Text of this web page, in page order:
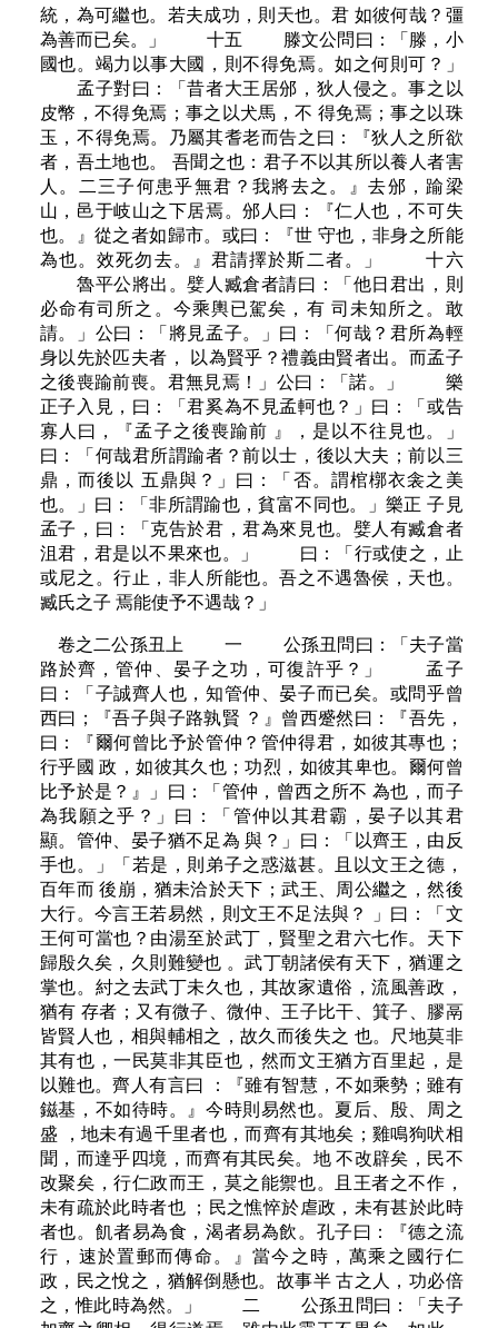
統，為可繼也。若夫成功，則天也。君 如彼何哉？彊
為善而已矣。」 十五 滕文公問曰：「滕，小
國也。竭力以事大國，則不得免焉。如之何則可？」
孟子對曰：「昔者大王居邠，狄人侵之。事之以
皮幣，不得免焉；事之以犬馬，不 得免焉；事之以珠
玉，不得免焉。乃屬其耆老而告之曰：『狄人之所欲
者，吾土地也。 吾聞之也：君子不以其所以養人者害
人。二三子何患乎無君？我將去之。』去邠，踰梁
山，邑于岐山之下居焉。邠人曰：『仁人也，不可失
也。』從之者如歸市。或曰：『世 守也，非身之所能
為也。效死勿去。』君請擇於斯二者。」 十六
魯平公將出。嬖人臧倉者請曰：「他日君出，則
必命有司所之。今乘輿已駕矣，有 司未知所之。敢
請。」公曰：「將見孟子。」曰：「何哉？君所為輕
身以先於匹夫者， 以為賢乎？禮義由賢者出。而孟子
之後喪踰前喪。君無見焉！」公曰：「諾。」 樂
正子入見，曰：「君奚為不見孟軻也？」曰：「或告
寡人曰，『孟子之後喪踰前 』，是以不往見也。」
曰：「何哉君所謂踰者？前以士，後以大夫；前以三
鼎，而後以 五鼎與？」曰：「否。謂棺槨衣衾之美
也。」曰：「非所謂踰也，貧富不同也。」樂正 子見
孟子，曰：「克告於君，君為來見也。嬖人有臧倉者
沮君，君是以不果來也。」 曰：「行或使之，止
或尼之。行止，非人所能也。吾之不遇魯侯，天也。
臧氏之子 焉能使予不遇哉？」
卷之二公孫丑上 一 公孫丑問曰：「夫子當
路於齊，管仲、晏子之功，可復許乎？」 孟子
曰：「子誠齊人也，知管仲、晏子而已矣。或問乎曾
西曰；『吾子與子路孰賢 ？』曾西蹙然曰：『吾先，
曰：『爾何曾比予於管仲？管仲得君，如彼其專也；
行乎國 政，如彼其久也；功烈，如彼其卑也。爾何曾
比予於是？』」曰：「管仲，曾西之所不 為也，而子
為我願之乎？」曰：「管仲以其君霸，晏子以其君
顯。管仲、晏子猶不足為 與？」曰：「以齊王，由反
手也。」「若是，則弟子之惑滋甚。且以文王之德，
百年而 後崩，猶未洽於天下；武王、周公繼之，然後
大行。今言王若易然，則文王不足法與？ 」曰：「文
王何可當也？由湯至於武丁，賢聖之君六七作。天下
歸殷久矣，久則難變也 。武丁朝諸侯有天下，猶運之
掌也。紂之去武丁未久也，其故家遺俗，流風善政，
猶有 存者；又有微子、微仲、王子比干、箕子、膠鬲
皆賢人也，相與輔相之，故久而後失之 也。尺地莫非
其有也，一民莫非其臣也，然而文王猶方百里起，是
以難也。齊人有言曰 ：『雖有智慧，不如乘勢；雖有
鎡基，不如待時。』今時則易然也。夏后、殷、周之
盛 ，地未有過千里者也，而齊有其地矣；雞鳴狗吠相
聞，而達乎四境，而齊有其民矣。地 不改辟矣，民不
改聚矣，行仁政而王，莫之能禦也。且王者之不作，
未有疏於此時者也 ；民之憔悴於虐政，未有甚於此時
者也。飢者易為食，渴者易為飲。孔子曰：『德之流
行，速於置郵而傳命。』當今之時，萬乘之國行仁
政，民之悅之，猶解倒懸也。故事半 古之人，功必倍
之，惟此時為然。」 二 公孫丑問曰：「夫子